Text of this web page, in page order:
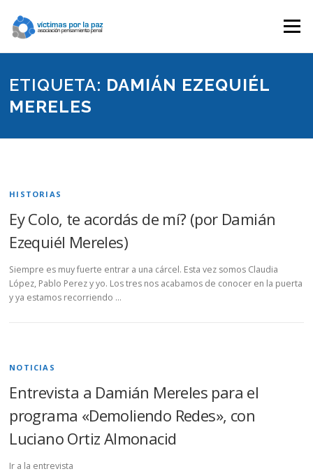
contenido
Menú
ETIQUETA: DAMIÁN EZEQUIÉL
MERELES
HISTORIAS
Ey Colo, te acordás de mí? (por Damián
Ezequiél Mereles)
Siempre es muy fuerte entrar a una cárcel. Esta vez somos Claudia
López, Pablo Perez y yo. Los tres nos acabamos de conocer en la puerta
y ya estamos recorriendo …
NOTICIAS
Entrevista a Damián Mereles para el
programa «Demoliendo Redes», con
Luciano Ortiz Almonacid
Ir a la entrevista